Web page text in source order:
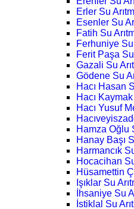
Erler Su
Esenler Su
Fatih Su
Ferhuniye Su
Ferit Paşa Su
Gazali Su
Gödene Su
Hacı Hasan
Hacı
Hacı Yusuf
Hamza Oğlu
Hanay Başı
Harmancık
Hocacihan
Hüsamettin
Işıklar Su
İhsaniye Su
İstiklal Su